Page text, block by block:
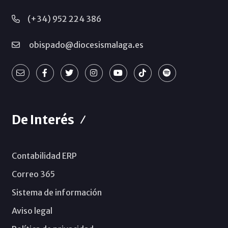
(+34) 952 224 386
obispado@diocesismalaga.es
De Interés
Contabilidad ERP
Correo 365
Sistema de información
Aviso legal